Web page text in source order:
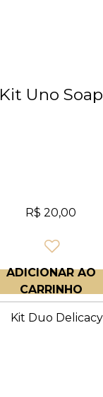
Kit Uno Soap
R$ 20,00
ADICIONAR AO
CARRINHO